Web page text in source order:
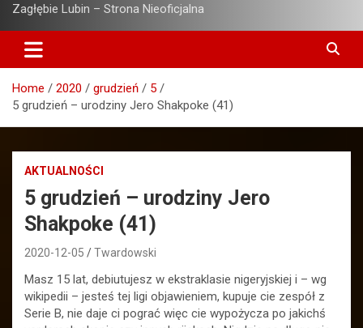
Zagłębie Lubin – Strona Nieoficjalna
Home 2020 grudzień
5
5 grudzień – urodziny Jero Shakpoke (41)
AKTUALNOŚCI
5 grudzień – urodziny Jero
Shakpoke (41)
2020-12-05 Twardowski
Masz 15 lat, debiutujesz w ekstraklasie nigeryjskiej i – wg
wikipedii – jesteś tej ligi objawieniem, kupuje cie zespół z
Serie B, nie daje ci pograć więc cie wypożycza po jakichś